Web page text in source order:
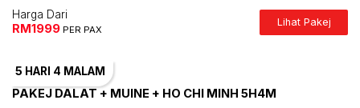
Harga Dari
RM1999 PER PAX
Lihat Pakej
5 HARI 4 MALAM
PAKEJ DALAT + MUINE + HO CHI MINH 5H4M